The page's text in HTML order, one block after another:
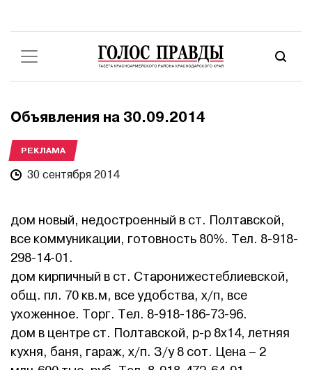
Объявления на 30.09.2014
РЕКЛАМА
30 сентября 2014
дом новый, недостроенный в ст. Полтавской,
все коммуникации, готовность 80%. Тел. 8-918-
298-14-01.
дом кирпичный в ст. Старонижестеблиевской,
общ. пл. 70 кв.м, все удобства, х/п, все
ухоженное. Торг. Тел. 8-918-186-73-96.
дом в центре ст. Полтавской, р-р 8х14, летняя
кухня, баня, гараж, х/п. З/у 8 сот. Цена – 2